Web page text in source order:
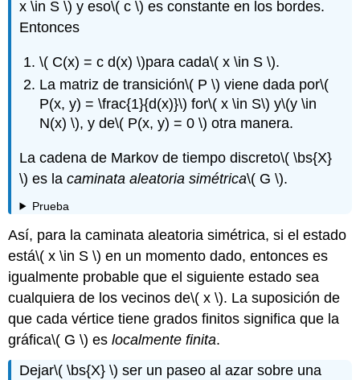
x \in S \) y eso\( c \) es constante en los bordes.
Entonces
\( C(x) = c d(x) \)para cada\( x \in S \).
La matriz de transición\( P \) viene dada por\(
P(x, y) = \frac{1}{d(x)}\) for\( x \in S\) y\(y \in
N(x) \), y de\( P(x, y) = 0 \) otra manera.
La cadena de Markov de tiempo discreto\( \bs{X}
\) es lacaminata aleatoria simétrica\( G \).
Prueba
Así, para la caminata aleatoria simétrica, si el estado
está\( x \in S \) en un momento dado, entonces es
igualmente probable que el siguiente estado sea
cualquiera de los vecinos de\( x \). La suposición de
que cada vértice tiene grados finitos significa que la
gráfica\( G \) eslocalmente finita.
Dejar\( \bs{X} \) ser un paseo al azar sobre una